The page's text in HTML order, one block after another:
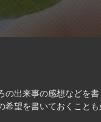
出来事の感想などを
望を書いておくことも